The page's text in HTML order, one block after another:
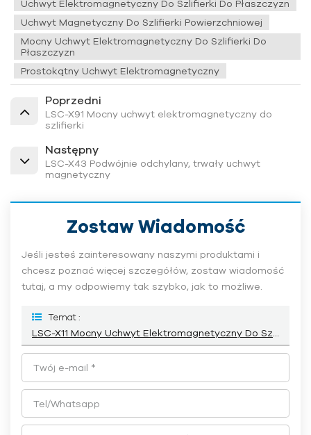
Uchwyt Elektromagnetyczny Do Szlifierki Do Płaszczyzn
Uchwyt Magnetyczny Do Szlifierki Powierzchniowej
Mocny Uchwyt Elektromagnetyczny Do Szlifierki Do
Płaszczyzn
Prostokątny Uchwyt Elektromagnetyczny
Poprzedni
LSC-X91 Mocny uchwyt elektromagnetyczny do
szlifierki
Następny
LSC-X43 Podwójnie odchylany, trwały uchwyt
magnetyczny
Zostaw Wiadomość
Jeśli jesteś zainteresowany naszymi produktami i
chcesz poznać więcej szczegółów, zostaw wiadomość
tutaj, a my odpowiemy tak szybko, jak to możliwe.
Temat :
LSC-X11 Mocny Uchwyt Elektromagnetyczny Do Szlifierki Do Płaszczyzn